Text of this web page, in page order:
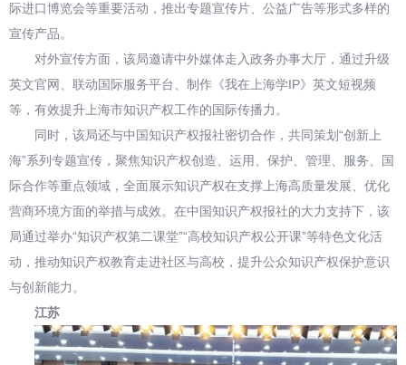
际进口博览会等重要活动，推出专题宣传片、公益广告等形式多样的
宣传产品。
对外宣传方面，该局邀请中外媒体走入政务办事大厅，通过升级
英文官网、联动国际服务平台、制作《我在上海学IP》英文短视频
等，有效提升上海市知识产权工作的国际传播力。
同时，该局还与中国知识产权报社密切合作，共同策划“创新上
海”系列专题宣传，聚焦知识产权创造、运用、保护、管理、服务、国
际合作等重点领域，全面展示知识产权在支撑上海高质量发展、优化
营商环境方面的举措与成效。在中国知识产权报社的大力支持下，该
局通过举办“知识产权第二课堂”“高校知识产权公开课”等特色文化活
动，推动知识产权教育走进社区与高校，提升公众知识产权保护意识
与创新能力。
江苏